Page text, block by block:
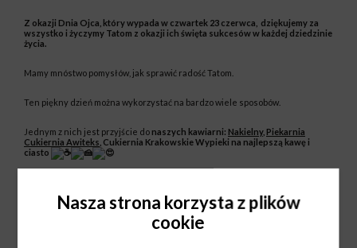
Z okazji Dnia Ojca, który wypada w czwartek 23 czerwca, dziękujemy za
wszystko i życzymy Tatom z okazji ich święta sukcesów w każdej dziedzinie
życia.
Mamy mnóstwo pomysłów, jak sprawić radość Tatom.
Ten piękny dzień można wykorzystać na bardzo wiele sposobów.
Jednym z nich jest przyjście do naszych kawiarni: Nakielny, Piekarnia
Cukiernia Awiteks , Cukiernia Krakowskie Wypieki na najlepszą kawę i
ciasto
Nasza strona korzysta z plików
cookie